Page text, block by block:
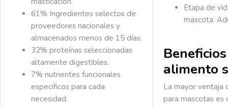
61% Ingredientes selectos de
proveedores nacionales y
almacenados menos de 15 días.
32% proteínas seleccionadas
altamente digestibles.
7% nutrientes funcionales
específicos para cada
necesidad.
Etapa de
mascota:
alimento
La mayor ventaja
para mascotas es